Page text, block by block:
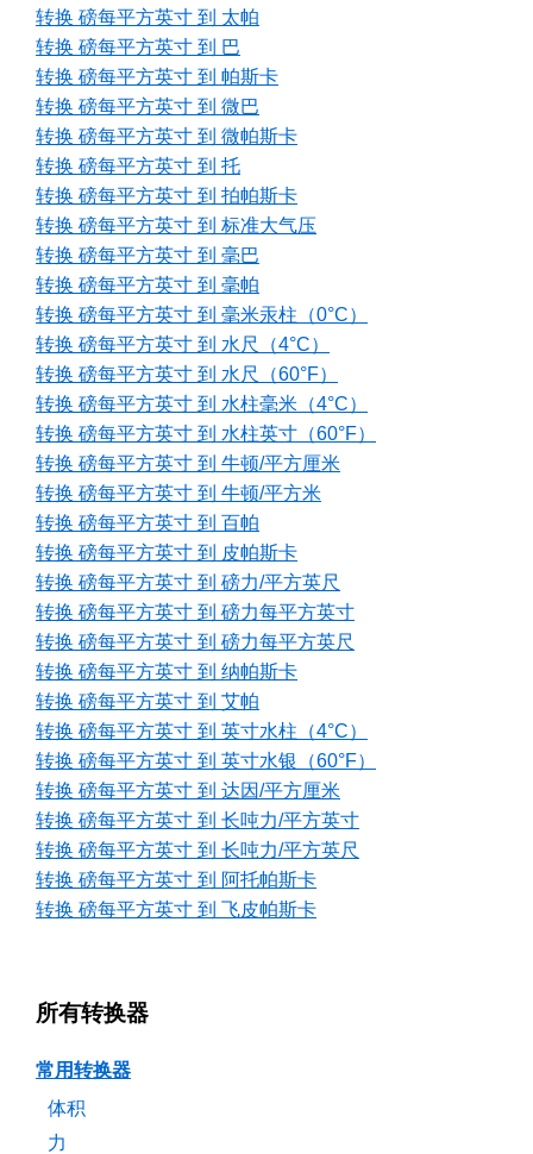
转换 磅每平方英寸 到 太帕
转换 磅每平方英寸 到 巴
转换 磅每平方英寸 到 帕斯卡
转换 磅每平方英寸 到 微巴
转换 磅每平方英寸 到 微帕斯卡
转换 磅每平方英寸 到 托
转换 磅每平方英寸 到 拍帕斯卡
转换 磅每平方英寸 到 标准大气压
转换 磅每平方英寸 到 毫巴
转换 磅每平方英寸 到 毫帕
转换 磅每平方英寸 到 毫米汞柱（0°C）
转换 磅每平方英寸 到 水尺（4°C）
转换 磅每平方英寸 到 水尺（60°F）
转换 磅每平方英寸 到 水柱毫米（4°C）
转换 磅每平方英寸 到 水柱英寸（60°F）
转换 磅每平方英寸 到 牛顿/平方厘米
转换 磅每平方英寸 到 牛顿/平方米
转换 磅每平方英寸 到 百帕
转换 磅每平方英寸 到 皮帕斯卡
转换 磅每平方英寸 到 磅力/平方英尺
转换 磅每平方英寸 到 磅力每平方英寸
转换 磅每平方英寸 到 磅力每平方英尺
转换 磅每平方英寸 到 纳帕斯卡
转换 磅每平方英寸 到 艾帕
转换 磅每平方英寸 到 英寸水柱（4°C）
转换 磅每平方英寸 到 英寸水银（60°F）
转换 磅每平方英寸 到 达因/平方厘米
转换 磅每平方英寸 到 长吨力/平方英寸
转换 磅每平方英寸 到 长吨力/平方英尺
转换 磅每平方英寸 到 阿托帕斯卡
转换 磅每平方英寸 到 飞皮帕斯卡
所有转换器
常用转换器
体积
力